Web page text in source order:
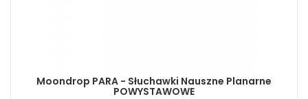
Moondrop PARA - Słuchawki Nauszne Planarne
POWYSTAWOWE